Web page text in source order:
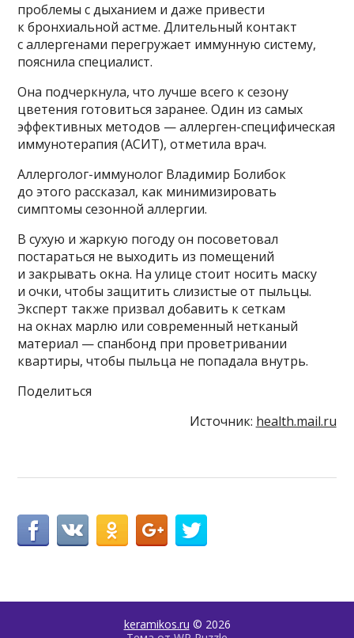
проблемы с дыханием и даже привести
к бронхиальной астме. Длительный контакт
с аллергенами перегружает иммунную систему,
пояснила специалист.
Она подчеркнула, что лучше всего к сезону
цветения готовиться заранее. Один из самых
эффективных методов — аллерген-специфическая
иммунотерапия (АСИТ), отметила врач.
Аллерголог-иммунолог Владимир Болибок
до этого рассказал, как минимизировать
симптомы сезонной аллергии.
В сухую и жаркую погоду он посоветовал
постараться не выходить из помещений
и закрывать окна. На улице стоит носить маску
и очки, чтобы защитить слизистые от пыльцы.
Эксперт также призвал добавить к сеткам
на окнах марлю или современный нетканый
материал — спанбонд при проветривании
квартиры, чтобы пыльца не попадала внутрь.
Поделиться
Источник: health.mail.ru
keramikos.ru © 2026